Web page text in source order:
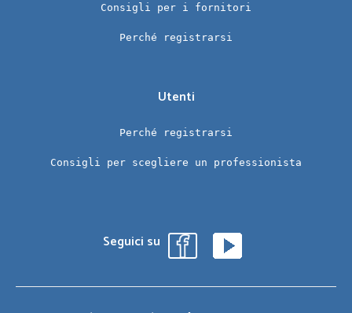
Consigli per i fornitori
Perché registrarsi
Utenti
Perché registrarsi
Consigli per scegliere un professionista
Seguici su